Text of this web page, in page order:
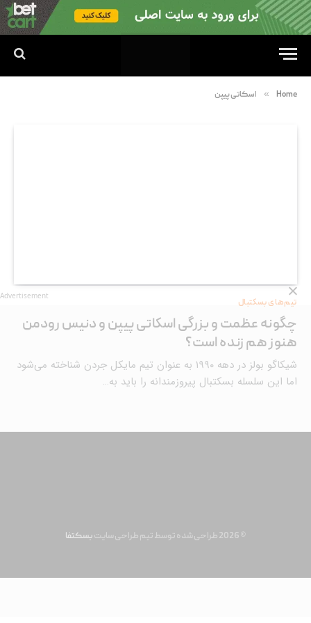
Home
» اسکاتی پیپن
تیم‌های بسکتبال
چگونه عظمت و بزرگی اسکاتی پیپن و دنیس رودمن
هنوز هم زنده است؟
شیکاگو بولز در دهه ۱۹۹۰ به عنوان تیم مایکل جردن شناخته می‌شود
اما این سلسله بسکتبال پیروزمندانه را باید به…
© 2026 طراحی شده توسط تیم طراحی سایت بسکتفا
Advertisement